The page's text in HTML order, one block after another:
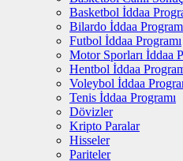
Basketbol İddaa
Bilardo İddaa
Futbol İddaa Programı
Motor Sporları İddaa
Hentbol İddaa
Voleybol İddaa
Tenis İddaa Programı
Dövizler
Kripto Paralar
Hisseler
Pariteler